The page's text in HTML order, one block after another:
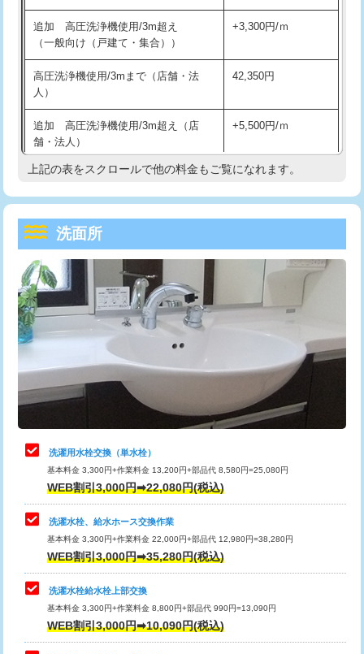
マス交換（深さ50㎝以上） 66,000円
コンクリート斫り（厚さ10㎝まで） 27,500円
コンクリート斫り（厚さ10㎝超え）
モルタル補修（厚さ10㎝まで）
モルタル補修（厚さ10㎝超え） 38,500円
洗面台設置 38,500円
追加人工
廃棄・処分 現場見積
※給水管工事は20mmまでの価格です。
持込商品取付（混合水栓） 16,500円
給水管工事※（ホール加工)
給水管工事※（バンド止め) 3,300円
給水管工事※（支持金具設置) 5,500円
給水管工事※（保温材使用（バンド止
め込み）)
5,500円
給水管工事※（土の掘削・埋め戻し作
業)
11,000円
給水管工事※（塩ビ管（VP・HI）使
用/3ｍまで)
33,000円
給水管工事※（塩ビ管（VP・HI）使
用（追加）/3ｍ超え)
給水管工事※（ライニング鋼管・銅
管・ポリ管・HT管使用/3ｍまで)
44,000円
給水管工事※（ライニング鋼管・銅
管・ポリ管・HT管使用/3ｍ超え)
排水管工事（土の掘削・埋め戻し作
業）
排水管工事（排水管工事/3ｍまで） 55,000円
排水管工事（追加 排水管工事/3ｍ超
え）
マス交換（土の掘削・埋め戻し作業）
追加 高圧洗浄機使用/3m超え
（一般向け（戸建て・集合））
+3,300円/ｍ
高圧洗浄機使用/3mまで（店舗・法
人）
42,350円
追加 高圧洗浄機使用/3m超え（店
舗・法人）
+5,500円/ｍ
高度高圧洗浄換 現地調査
トーラー機使用/3mまで
追加トーラー機使用/3m超え +3,300円
カメラ調査 33,000円
桝清掃
止水・漏水調査・防水処理・清掃・修
理・調整・分解・加工など（軽作業）
11,000円
止水・漏水調査・防水処理・清掃・修
理・調整・分解・加工など（中作業）
22,000円
止水・漏水調査・防水処理・清掃・修
理・調整・分解・加工など（重作業）
33,000円
キッチンタンク脱着
その他部品の脱着
交換・取付（タンク）
交換・取付(単水栓（壁付・デッキ
式）)
上記の表をスクロールで他の料金もご覧になれます。
洗面所
洗濯用水栓交換（単水栓）
基本料金 3,300円+作業料金 13,200円+部品代 8,580円=25,080円
WEB割引3,000円➡22,080円(税込)
洗濯水栓、給水ホース交換作業
基本料金 3,300円+作業料金 22,000円+部品代 12,980円=38,280円
WEB割引3,000円➡35,280円(税込)
洗濯水栓給水栓上部交換
基本料金 3,300円+作業料金 8,800円+部品代 990円=13,090円
WEB割引3,000円➡10,090円(税込)